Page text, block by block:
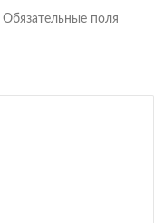
Обязательные поля